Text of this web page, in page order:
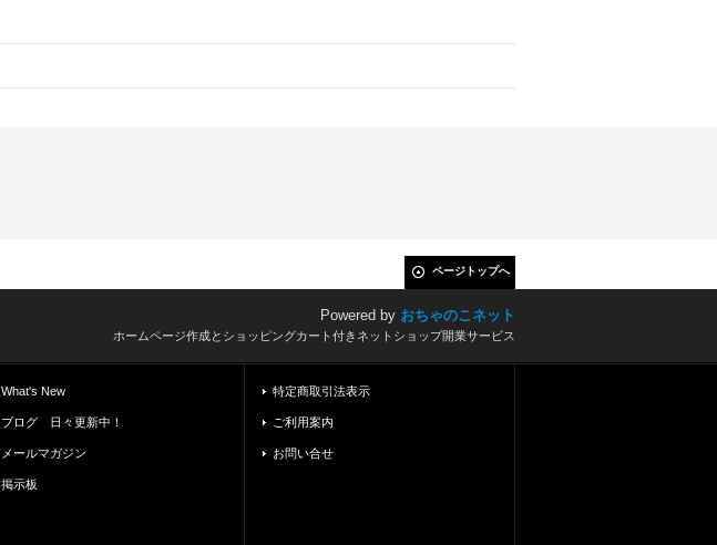
ページトップへ
Powered by おちゃのこネット
ホームページ作成とショッピングカート付きネットショップ開業サービス
What's New
ブログ 日々更新中！
メールマガジン
掲示板
特定商取引法表示
ご利用案内
お問い合せ